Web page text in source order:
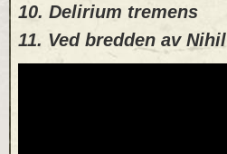
10. Delirium tremens
11. Ved bredden av Nihil